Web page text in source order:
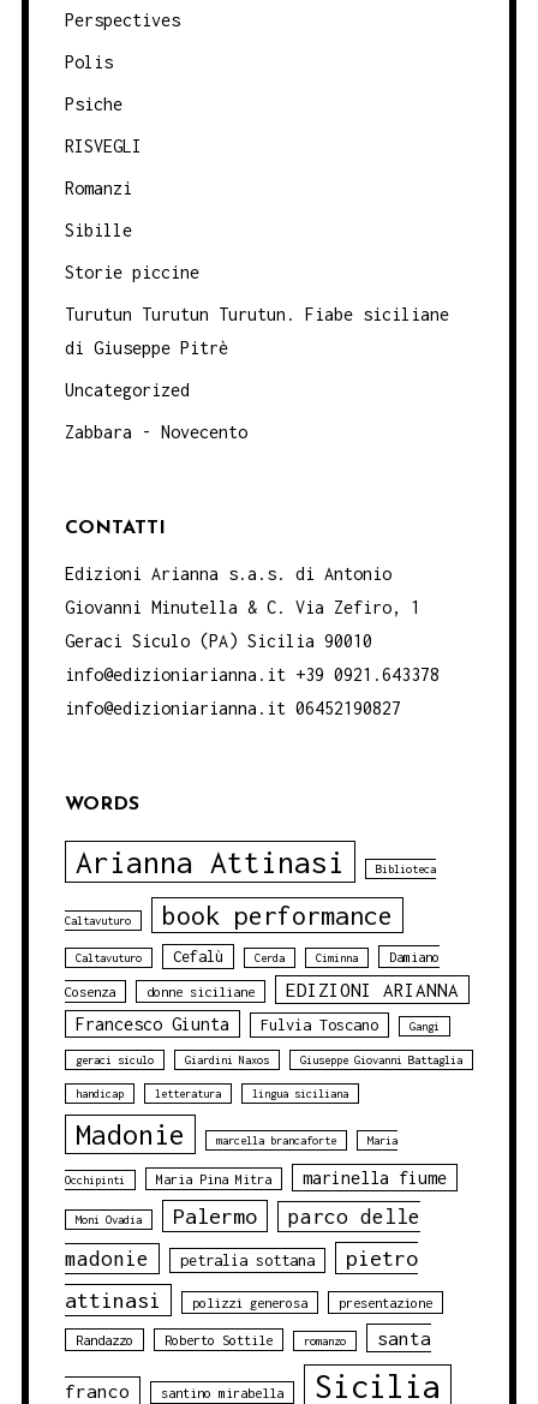
Perspectives
Polis
Psiche
RISVEGLI
Romanzi
Sibille
Storie piccine
Turutun Turutun Turutun. Fiabe siciliane
di Giuseppe Pitrè
Uncategorized
Zabbara - Novecento
CONTATTI
Edizioni Arianna s.a.s. di Antonio
Giovanni Minutella & C. Via Zefiro, 1
Geraci Siculo (PA) Sicilia 90010
info@edizioniarianna.it +39 0921.643378
info@edizioniarianna.it 06452190827
WORDS
Arianna Attinasi Biblioteca
Caltavuturo book performance
Caltavuturo Cefalù Cerda Ciminna Damiano
Cosenza donne siciliane EDIZIONI ARIANNA
Francesco Giunta Fulvia Toscano Gangi
geraci siculo Giardini Naxos Giuseppe Giovanni Battaglia
handicap letteratura lingua siciliana
Madonie marcella brancaforte Maria
Occhipinti Maria Pina Mitra marinella fiume
Moni Ovadia Palermo
parco delle
madonie
petralia sottana
pietro
attinasi
polizzi generosa presentazione
Randazzo Roberto Sottile romanzo santa
franco santino mirabella Sicilia